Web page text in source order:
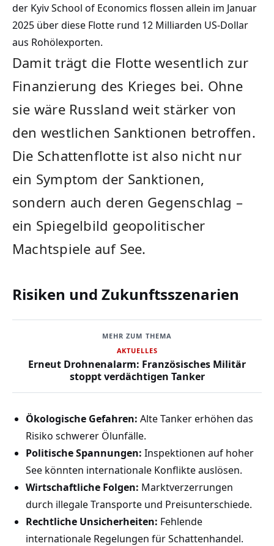
der Kyiv School of Economics flossen allein im Januar
2025 über diese Flotte rund 12 Milliarden US-Dollar
aus Rohölexporten.
Damit trägt die Flotte wesentlich zur
Finanzierung des Krieges bei. Ohne
sie wäre Russland weit stärker von
den westlichen Sanktionen betroffen.
Die Schattenflotte ist also nicht nur
ein Symptom der Sanktionen,
sondern auch deren Gegenschlag –
ein Spiegelbild geopolitischer
Machtspiele auf See.
Risiken und Zukunftsszenarien
MEHR ZUM THEMA
AKTUELLES
Erneut Drohnenalarm: Französisches Militär
stoppt verdächtigen Tanker
Ökologische Gefahren: Alte Tanker erhöhen das
Risiko schwerer Ölunfälle.
Politische Spannungen: Inspektionen auf hoher
See könnten internationale Konflikte auslösen.
Wirtschaftliche Folgen: Marktverzerrungen
durch illegale Transporte und Preisunterschiede.
Rechtliche Unsicherheiten: Fehlende
internationale Regelungen für Schattenhandel.